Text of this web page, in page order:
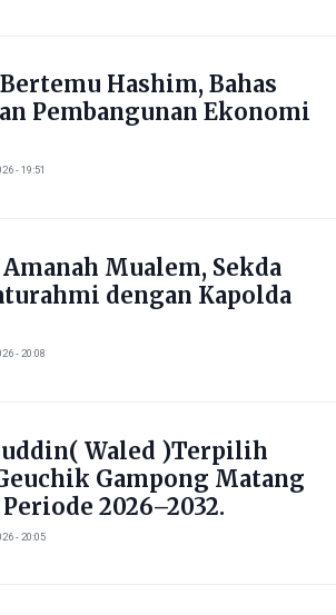
Hashim, Bahas
Pembangunan Ekonomi
- 19:51
Mualem, Sekda
dengan Kapolda
- 20:08
Waled )Terpilih
Gampong Matang
2026–2032.
- 20:05